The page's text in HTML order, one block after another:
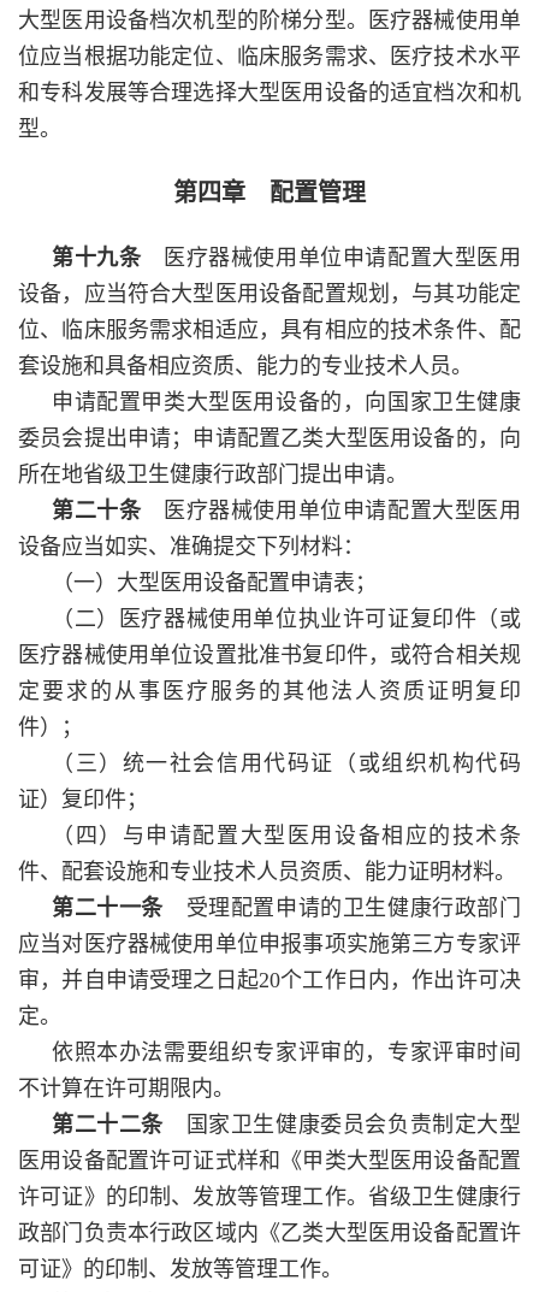
大型医用设备档次机型的阶梯分型。医疗器械使用单
位应当根据功能定位、临床服务需求、医疗技术水平
和专科发展等合理选择大型医用设备的适宜档次和机
型。
第四章 配置管理
第十九条 医疗器械使用单位申请配置大型医用
设备，应当符合大型医用设备配置规划，与其功能定
位、临床服务需求相适应，具有相应的技术条件、配
套设施和具备相应资质、能力的专业技术人员。
申请配置甲类大型医用设备的，向国家卫生健康
委员会提出申请；申请配置乙类大型医用设备的，向
所在地省级卫生健康行政部门提出申请。
第二十条 医疗器械使用单位申请配置大型医用
设备应当如实、准确提交下列材料：
（一）大型医用设备配置申请表；
（二）医疗器械使用单位执业许可证复印件（或
医疗器械使用单位设置批准书复印件，或符合相关规
定要求的从事医疗服务的其他法人资质证明复印
件）；
（三）统一社会信用代码证（或组织机构代码
证）复印件；
（四）与申请配置大型医用设备相应的技术条
件、配套设施和专业技术人员资质、能力证明材料。
第二十一条 受理配置申请的卫生健康行政部门
应当对医疗器械使用单位申报事项实施第三方专家评
审，并自申请受理之日起20个工作日内，作出许可决
定。
依照本办法需要组织专家评审的，专家评审时间
不计算在许可期限内。
第二十二条 国家卫生健康委员会负责制定大型
医用设备配置许可证式样和《甲类大型医用设备配置
许可证》的印制、发放等管理工作。省级卫生健康行
政部门负责本行政区域内《乙类大型医用设备配置许
可证》的印制、发放等管理工作。